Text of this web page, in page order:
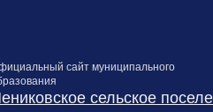
сайт муниципального
сельское